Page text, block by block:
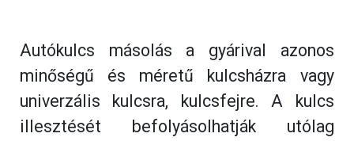
Autókulcs másolás a gyárival azonos
minőségű és méretű kulcsházra vagy
univerzális kulcsra, kulcsfejre. A kulcs
illesztését befolyásolhatják utólag